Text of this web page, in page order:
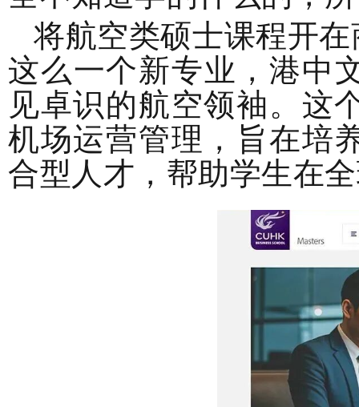
将航空类硕士课程开
这么一个新专业，港
见卓识的航空领袖。这
机场运营管理，旨在培
合型人才，帮助学生在